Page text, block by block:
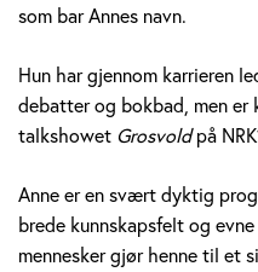
som bar Annes navn.
Hun har gjennom karrieren
debatter og bokbad, men er
talkshowet Grosvoldpå
Anne er en svært dyktig
brede kunnskapsfelt og
mennesker gjør henne til et